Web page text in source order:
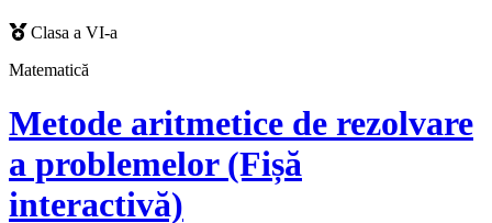
Clasa a VI-a
Matematică
Metode aritmetice de rezolvare
a problemelor (Fișă
interactivă)